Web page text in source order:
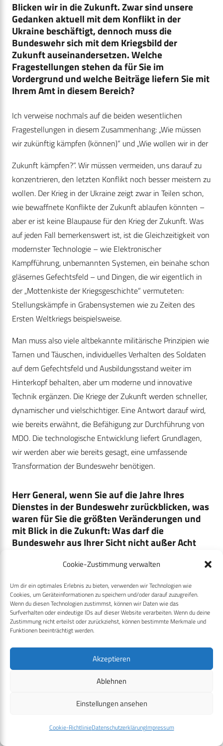
Cookie-Zustimmung verwalten
Um dir ein optimales Erlebnis zu bieten, verwenden wir Technologien wie
Cookies, um Geräteinformationen zu speichern und/oder darauf zuzugreifen.
Wenn du diesen Technologien zustimmst, können wir Daten wie das
Surfverhalten oder eindeutige IDs auf dieser Website verarbeiten. Wenn du deine
Zustimmung nicht erteilst oder zurückziehst, können bestimmte Merkmale und
Funktionen beeinträchtigt werden.
Akzeptieren
Ablehnen
Einstellungen ansehen
Cookie-RichtlinieDatenschutzerklärungImpressum
Blicken wir in die Zukunft. Zwar sind unsere
Gedanken aktuell mit dem Konflikt in der
Ukraine beschäftigt, dennoch muss die
Bundeswehr sich mit dem Kriegsbild der
Zukunft auseinandersetzen. Welche
Fragestellungen stehen da für Sie im
Vordergrund und welche Beiträge liefern Sie mit
Ihrem Amt in diesem Bereich?
Ich verweise nochmals auf die beiden wesentlichen
Fragestellungen in diesem Zusammenhang: „Wie müssen
wir zukünftig kämpfen (können)“ und „Wie wollen wir in der
Zukunft kämpfen?“. Wir müssen vermeiden, uns darauf zu
konzentrieren, den letzten Konflikt noch besser meistern zu
wollen. Der Krieg in der Ukraine zeigt zwar in Teilen schon,
wie bewaffnete Konflikte der Zukunft ablaufen könnten –
aber er ist keine Blaupause für den Krieg der Zukunft. Was
auf jeden Fall bemerkenswert ist, ist die Gleichzeitigkeit von
modernster Technologie – wie Elektronischer
Kampfführung, unbemannten Systemen, ein beinahe schon
gläsernes Gefechtsfeld – und Dingen, die wir eigentlich in
der „Mottenkiste der Kriegsgeschichte“ vermuteten:
Stellungskämpfe in Grabensystemen wie zu Zeiten des
Ersten Weltkriegs beispielsweise.
Man muss also viele altbekannte militärische Prinzipien wie
Tarnen und Täuschen, individuelles Verhalten des Soldaten
auf dem Gefechtsfeld und Ausbildungsstand weiter im
Hinterkopf behalten, aber um moderne und innovative
Technik ergänzen. Die Kriege der Zukunft werden schneller,
dynamischer und vielschichtiger. Eine Antwort darauf wird,
wie bereits erwähnt, die Befähigung zur Durchführung von
MDO. Die technologische Entwicklung liefert Grundlagen,
wir werden aber wie bereits gesagt, eine umfassende
Transformation der Bundeswehr benötigen.
Herr General, wenn Sie auf die Jahre Ihres
Dienstes in der Bundeswehr zurückblicken, was
waren für Sie die größten Veränderungen und
mit Blick in die Zukunft: Was darf die
Bundeswehr aus Ihrer Sicht nicht außer Acht
zu erreichen?
Wir müssen mit Bedauern feststellen, dass aufgrund der
aktuellen sicherheitspolitischen Lage der Krieg als Treiber
für Innovation wieder eine Rolle spielt. Schon seit einiger
Zeit wurde Innovation primär in der zivilen Wirtschaft
„produziert“, und das Militär war in irgendeiner Form dann
Nutznießer von solchen zivil getriebenen Entwicklungen.
Angriffskrieg Russlands gegen die Ukraine werden aktuell in
große Dynamik entwickelt. Diese Entwicklungen müssen